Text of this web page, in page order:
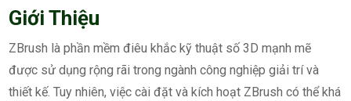
Giới Thiệu
ZBrush là phần mềm điêu khắc kỹ thuật số 3D mạnh mẽ
được sử dụng rộng rãi trong ngành công nghiệp giải trí và
thiết kế. Tuy nhiên, việc cài đặt và kích hoạt ZBrush có thể khá